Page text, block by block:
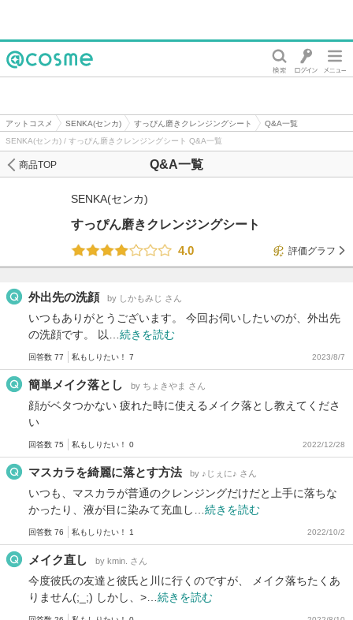
アットコスメ SENKA(センカ) すっぴん磨きクレンジングシート
Q&A一覧
SENKA(センカ) / すっぴん磨きクレンジングシート Q&A一覧
Q&A一覧
商品TOP
SENKA(センカ)
すっぴん磨きクレンジングシート
4.0
評価グラフ
外出先の洗顔 by しかもみじ さん
いつもありがとうございます。 今回お伺いしたいのが、外出先
の洗顔です。 以… 続きを読む
回答数 77 私もしりたい！ 7 2023/8/7
簡単メイク落とし by ちょきやま さん
顔がベタつかない 疲れた時に使えるメイク落とし教えてくださ
い
回答数 75 私もしりたい！ 0 2022/12/28
マスカラを綺麗に落とす方法 by ♪じぇに♪ さん
いつも、マスカラが普通のクレンジングだけだと上手に落ちな
かったり、液が目に染みて充血し… 続きを読む
回答数 76 私もしりたい！ 1 2022/10/2
メイク直し by kmin. さん
今度彼氏の友達と彼氏と川に行くのですが、 メイク落ちたくあ
りません(;_;) しかし、>… 続きを読む